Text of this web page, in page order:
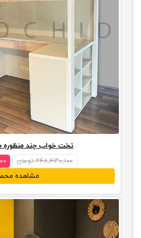
تخت خواب چند منظوره
۲۴۸,۴۳۰,۱۰۰ تومان
مشاهده